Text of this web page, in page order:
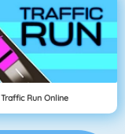
Traffic Run Online